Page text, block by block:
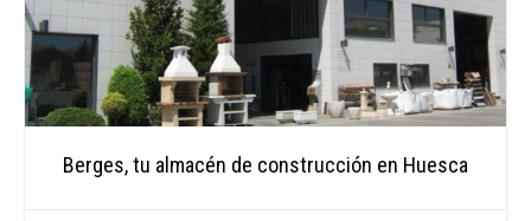
Berges, tu almacén de construcción en Huesca